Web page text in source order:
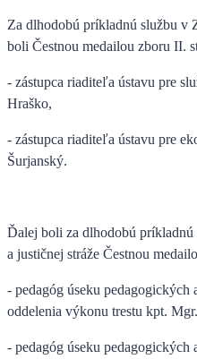
Za dlhodobú príkladnú službu v
boli Čestnou medailou zboru II.
- zástupca riaditeľa ústavu pre
Hraško,
- zástupca riaditeľa ústavu pre
Šurjanský.
Ďalej boli za dlhodobú príkladnú
a justičnej stráže Čestnou
- pedagóg úseku
oddelenia výkonu trestu kpt.
- pedagóg úseku